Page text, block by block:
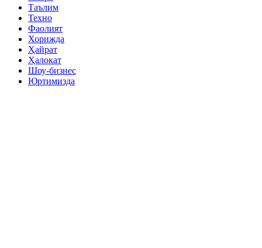
Таълим
Техно
Фаолият
Хорижда
Ҳайрат
Ҳалокат
Шоу-бизнес
Юртимизда